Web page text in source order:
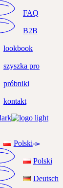
FAQ
B2B
lookbook
szyszka pro
próbniki
kontakt
Polski
Polski
Deutsch